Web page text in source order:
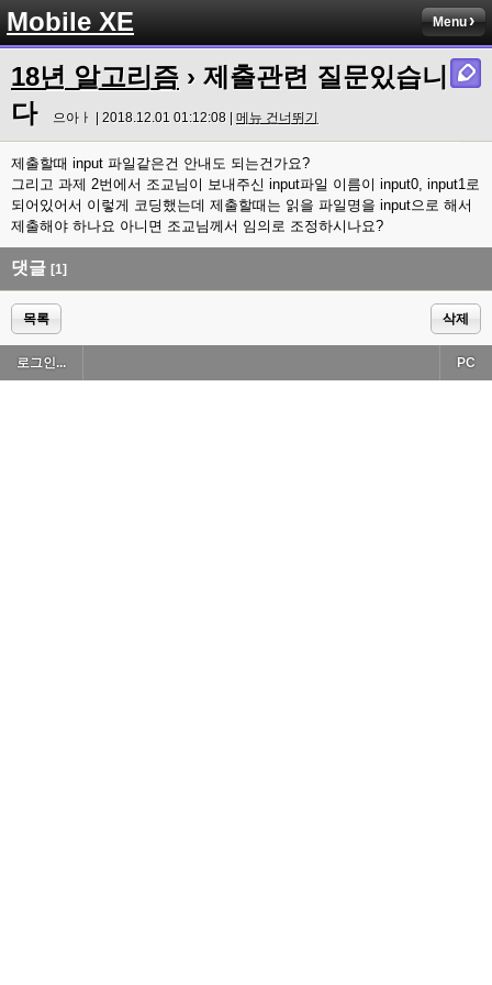
Mobile XE Menu
18년 알고리즘 › 제출관련 질문있습니
다
으아ㅏ | 2018.12.01 01:12:08 | 메뉴 건너뛰기
제출할때 input 파일같은건 안내도 되는건가요?
그리고 과제 2번에서 조교님이 보내주신 input파일 이름이 input0, input1로
되어있어서 이렇게 코딩했는데 제출할때는 읽을 파일명을 input으로 해서
제출해야 하나요 아니면 조교님께서 임의로 조정하시나요?
댓글 [1]
목록 삭제
로그인... PC